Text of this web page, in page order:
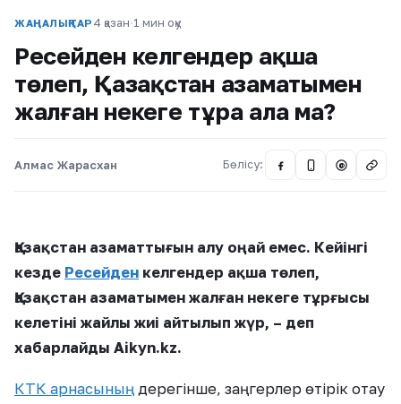
ЖАҢАЛЫҚТАР 4 қазан·1 мин оқу
Ресейден келгендер ақша
төлеп, Қазақстан азаматымен
жалған некеге тұра ала ма?
Алмас Жарасхан Бөлісу: @
Қазақстан азаматтығын алу оңай емес. Кейінгі
кезде Ресейден келгендер ақша төлеп,
Қазақстан азаматымен жалған некеге тұрғысы
келетіні жайлы жиі айтылып жүр, – деп
хабарлайды Aikyn.kz.
КТК арнасының дерегінше, заңгерлер өтірік отау